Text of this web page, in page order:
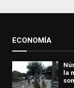
ECONOMÍA
la